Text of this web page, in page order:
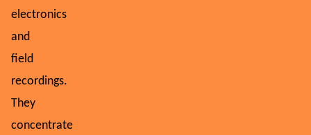
electronics
and
field
recordings.
They
concentrate